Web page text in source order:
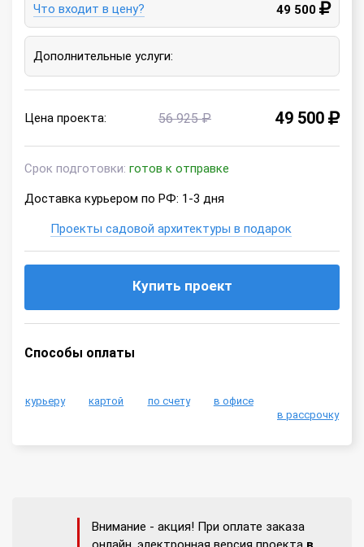
Что входит в цену? 49 500
Дополнительные услуги:
Цена проекта: 56 925 ₽ 49 500
Срок подготовки: готов к отправке
Доставка курьером по РФ: 1-3 дня
Проекты садовой архитектуры в подарок
Купить проект
Способы оплаты
курьеру картой по счету
в офисе
в рассрочку
Внимание - акция! При оплате заказа